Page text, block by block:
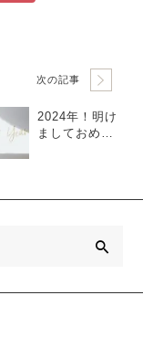
次の記事
2024年！明け
ましておめで